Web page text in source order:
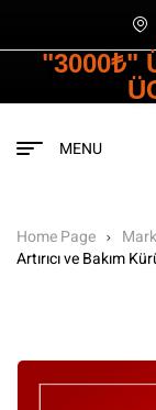
"3000₺"
MENU
Home Page
Artırıcı ve Bakım